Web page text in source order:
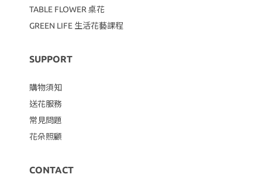
TABLE FLOWER 桌花
GREEN LIFE 生活花藝課程
SUPPORT
購物須知
送花服務
常見問題
花朵照顧
CONTACT